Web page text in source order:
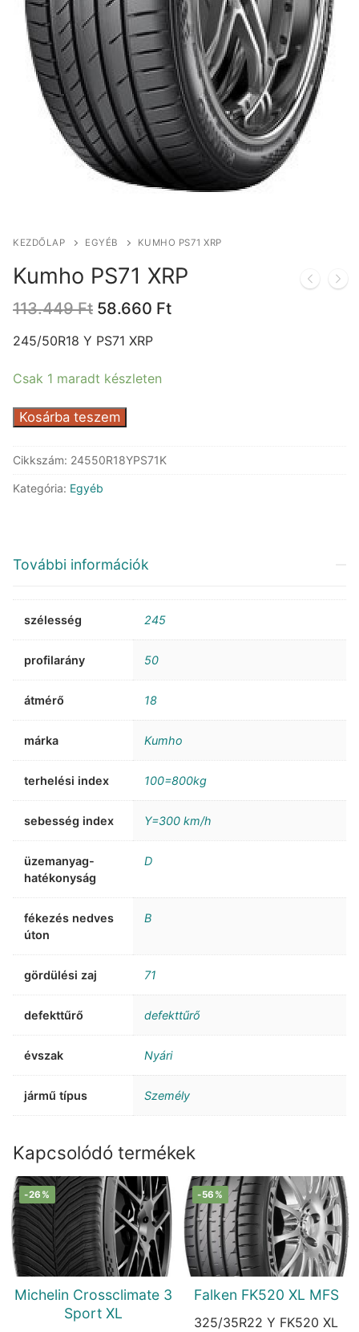
KEZDŐLAP EGYÉB KUMHO PS71 XRP
Kumho PS71 XRP
113.449Ft Original
was:
58.660 FtCurrent
245/50R18 Y PS71 XRP
Csak 1 maradt készleten
Kumho
XRP
Kosárba teszem
Cikkszám: 24550R18YPS71K
Kategória: Egyéb
További információk
szélesség 245
profilarány 50
átmérő 18
márka Kumho
terhelési index 100=800kg
sebesség index Y=300 km/h
üzemanyag-
hatékonyság
D
fékezés nedves
úton
B
gördülési zaj 71
defekttűrő defekttűrő
évszak Nyári
jármű típus Személy
Kapcsolódó termékek
-26%
Michelin Crossclimate 3
Sport XL
-56%
Falken FK520 XL MFS
325/35R22 Y FK520 XL